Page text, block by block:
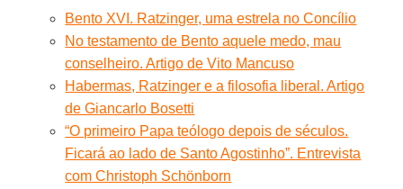
Bento XVI. Ratzinger, uma estrela no Concílio
No testamento de Bento aquele medo, mau
conselheiro. Artigo de Vito Mancuso
Habermas, Ratzinger e a filosofia liberal. Artigo
de Giancarlo Bosetti
“O primeiro Papa teólogo depois de séculos.
Ficará ao lado de Santo Agostinho”. Entrevista
com Christoph Schönborn